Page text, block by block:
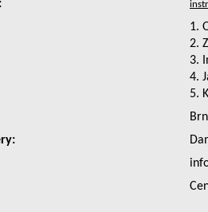
1.
2.
3.
4.
5.